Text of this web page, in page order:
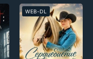
WEB-DL